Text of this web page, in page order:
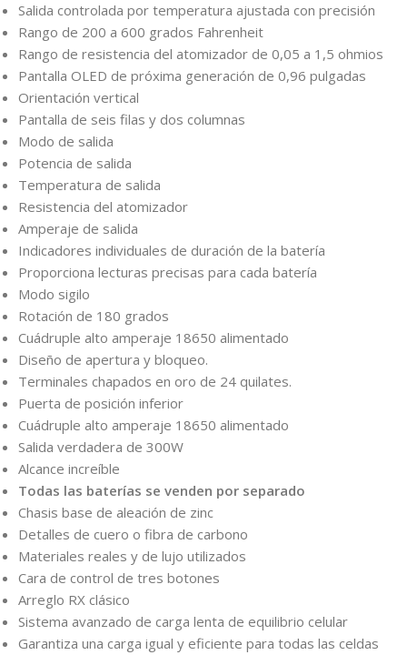
Salida controlada por temperatura ajustada con precisión
Rango de 200 a 600 grados Fahrenheit
Rango de resistencia del atomizador de 0,05 a 1,5 ohmios
Pantalla OLED de próxima generación de 0,96 pulgadas
Orientación vertical
Pantalla de seis filas y dos columnas
Modo de salida
Potencia de salida
Temperatura de salida
Resistencia del atomizador
Amperaje de salida
Indicadores individuales de duración de la batería
Proporciona lecturas precisas para cada batería
Modo sigilo
Rotación de 180 grados
Cuádruple alto amperaje 18650 alimentado
Diseño de apertura y bloqueo.
Terminales chapados en oro de 24 quilates.
Puerta de posición inferior
Cuádruple alto amperaje 18650 alimentado
Salida verdadera de 300W
Alcance increíble
Todas las baterías se venden por separado
Chasis base de aleación de zinc
Detalles de cuero o fibra de carbono
Materiales reales y de lujo utilizados
Cara de control de tres botones
Arreglo RX clásico
Sistema avanzado de carga lenta de equilibrio celular
Garantiza una carga igual y eficiente para todas las celdas